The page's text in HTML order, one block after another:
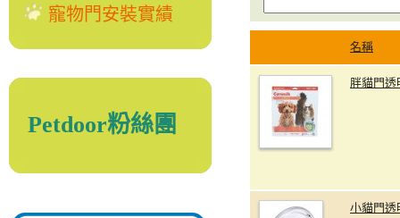
寵物門安裝實績
Petdoor粉絲團
名稱
胖貓門透
小貓門透